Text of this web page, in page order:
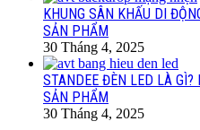
KHUNG SÂN KHẤU DI
SẢN PHẨM
30 Tháng 4, 2025
STANDEE ĐÈN LED LÀ
SẢN PHẨM
30 Tháng 4, 2025